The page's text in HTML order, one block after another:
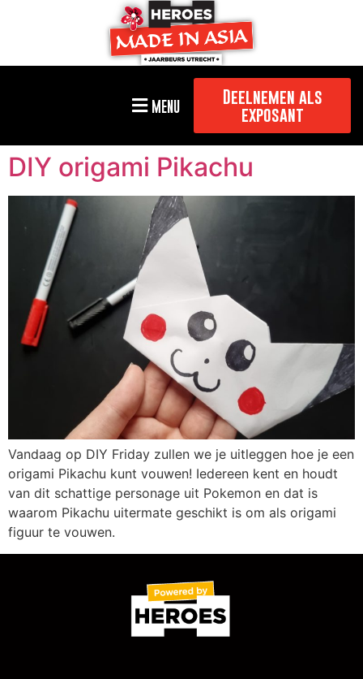
MENU
Deelnemen als
exposant
DIY origami Pikachu
Vandaag op DIY Friday zullen we je uitleggen hoe je een
origami Pikachu kunt vouwen! Iedereen kent en houdt
van dit schattige personage uit Pokemon en dat is
waarom Pikachu uitermate geschikt is om als origami
figuur te vouwen.